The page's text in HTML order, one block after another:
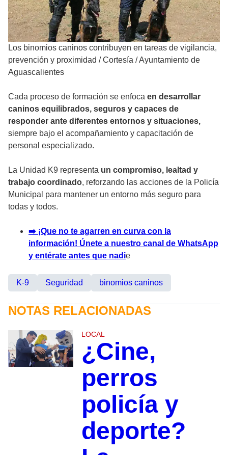
Los binomios caninos contribuyen en tareas de vigilancia,
prevención y proximidad /Cortesía / Ayuntamiento de
Aguascalientes
Cada proceso de formación se enfoca en desarrollar
caninos equilibrados, seguros y capaces de
responder ante diferentes entornos y situaciones,
siempre bajo el acompañamiento y capacitación de
personal especializado.
La Unidad K9 representa un compromiso, lealtad y
trabajo coordinado, reforzando las acciones de la Policía
Municipal para mantener un entorno más seguro para
todas y todos.
➡️ ¡Que no te agarren en curva con la
información! Únete a nuestro canal de WhatsApp
y entérate antes que nadie
K-9 Seguridad binomios caninos
NOTAS RELACIONADAS
LOCAL
¿Cine,
perros
policía y
deporte?